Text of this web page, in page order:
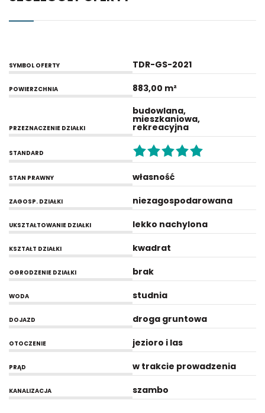
SYMBOL OFERTY TDR-GS-2021
POWIERZCHNIA 883,00 m²
PRZEZNACZENIE DZIAŁKI
budowlana,
mieszkaniowa,
rekreacyjna
STANDARD
STAN PRAWNY własność
ZAGOSP. DZIAŁKI niezagospodarowana
UKSZTAŁTOWANIE DZIAŁKI lekko nachylona
KSZTAŁT DZIAŁKI kwadrat
OGRODZENIE DZIAŁKI brak
WODA studnia
DOJAZD droga gruntowa
OTOCZENIE jezioro i las
PRĄD w trakcie prowadzenia
KANALIZACJA szambo